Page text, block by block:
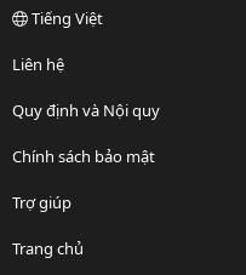
Tiếng Việt
Liên hệ
Quy định và Nội quy
Chính sách bảo mật
Trợ giúp
Trang chủ